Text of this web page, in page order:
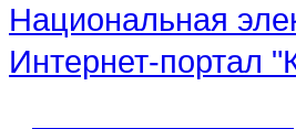
Национальная
Интернет-портал